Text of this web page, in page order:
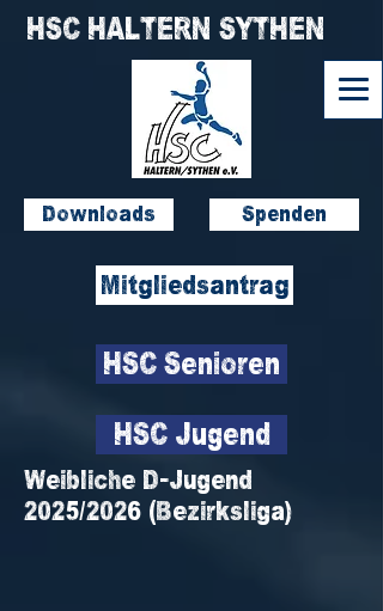
Downloads
Mitgliedsantrag
HSC Senioren
HSC Jugend
HSC HALTERN SYTHEN
Spenden
Weibliche D-Jugend
2025/2026 (Bezirksliga)